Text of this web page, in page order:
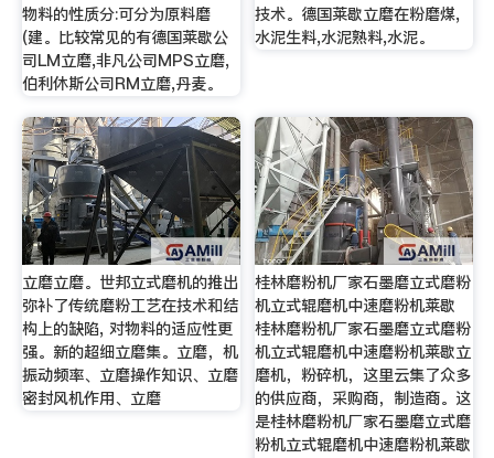
物料的性质分:可分为原料磨
(建。比较常见的有德国莱歇公
司LM立磨,非凡公司MPS立磨,
伯利休斯公司RM立磨,丹麦。
技术。德国莱歇立磨在粉磨煤,
水泥生料,水泥熟料,水泥。
立磨立磨。世邦立式磨机的推出
弥补了传统磨粉工艺在技术和结
构上的缺陷, 对物料的适应性更
强。新的超细立磨集。立磨，机
振动频率、立磨操作知识、立磨
密封风机作用、立磨
桂林磨粉机厂家石墨磨立式磨粉
机立式辊磨机中速磨粉机莱歇
桂林磨粉机厂家石墨磨立式磨粉
机立式辊磨机中速磨粉机莱歇立
磨机，粉碎机，这里云集了众多
的供应商，采购商，制造商。这
是桂林磨粉机厂家石墨磨立式磨
粉机立式辊磨机中速磨粉机莱歇